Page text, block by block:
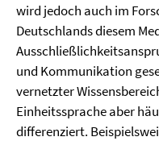
wird jedoch auch im
Deutschlands diesem
und Kommunikation
vernetzter
Einheitssprache aber
differenziert.